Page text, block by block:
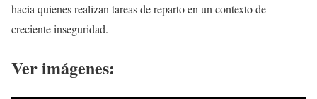
hacia quienes realizan tareas de reparto en un contexto de
creciente inseguridad.
Ver imágenes: